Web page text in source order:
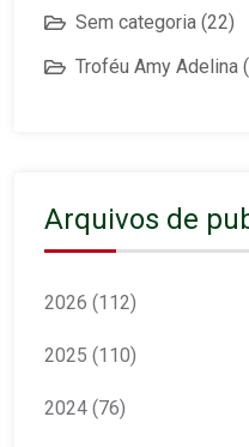
Sem categoria (22)
Troféu Amy Adelina
Arquivos de
2026 (112)
2025 (110)
2024 (76)